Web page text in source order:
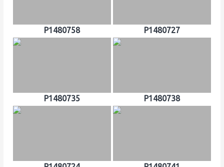
P1480758 P1480727
P1480735 P1480738